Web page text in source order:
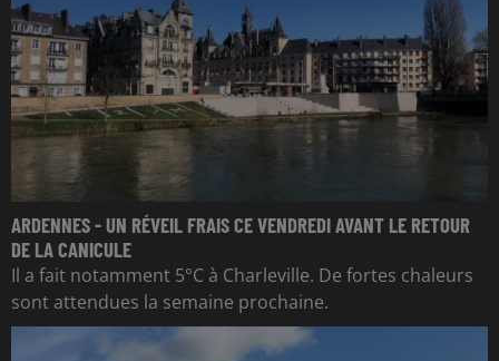
ARDENNES - UN RÉVEIL FRAIS CE VENDREDI AVANT LE RETOUR
DE LA CANICULE
Il a fait notamment 5°C à Charleville. De fortes chaleurs
sont attendues la semaine prochaine.